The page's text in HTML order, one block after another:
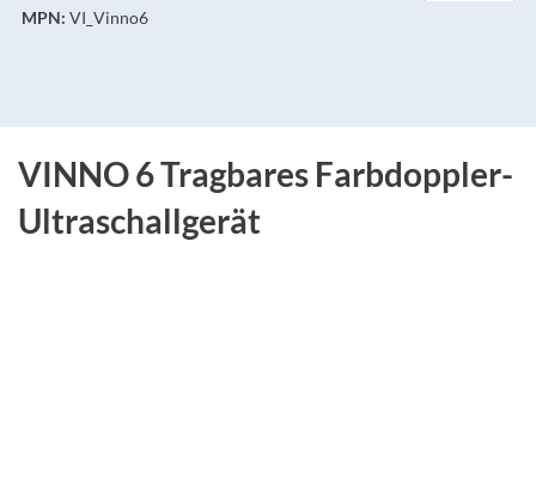
MPN: VI_Vinno6
VINNO 6 Tragbares Farbdoppler-
Ultraschallgerät